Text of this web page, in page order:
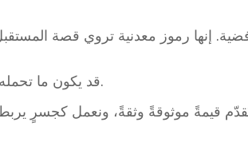
إنها رموز معدنية تروي قصة
قد يكون ما تحمله بين يديك مفتاحًا لفتح بابٍ تاريخيٍّ يتجاوز حدود الزمن.